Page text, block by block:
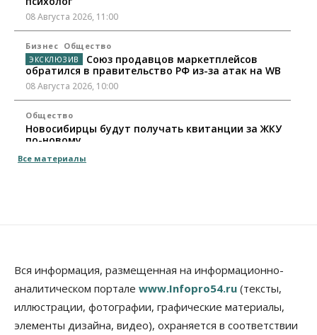
08 Августа 2026, 11:00
Бизнес Общество
Союз продавцов маркетплейсов
обратился в правительство РФ из-за атак на WB
08 Августа 2026, 10:00
Общество
Новосибирцы будут получать квитанции за ЖКУ
по-новому
08 Августа 2026, 09:00
В Новосибирске прошёл митинг
против нового закона о памятниках
07 Августа 2026, 18:00
Бизнес
Все материалы
Вся информация, размещенная на информационно-
аналитическом портале www.Infopro54.ru (тексты,
иллюстрации, фотографии, графические материалы,
элементы дизайна, видео), охраняется в соответствии